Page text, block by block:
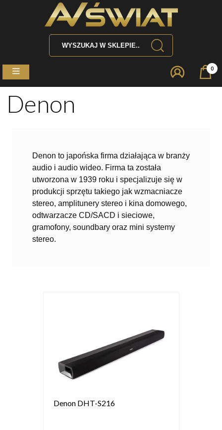
0
Denon
Denon to japońska firma działająca w branży
audio i audio wideo. Firma ta została
utworzona w 1939 roku i specjalizuje się w
produkcji sprzętu takiego jak wzmacniacze
stereo, amplitunery stereo i kina domowego,
odtwarzacze CD/SACD i sieciowe,
gramofony, soundbary oraz mini systemy
stereo.
Denon DHT-S216